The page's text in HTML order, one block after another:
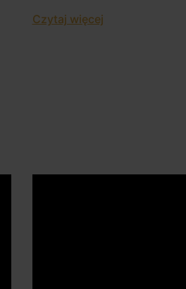
Czytaj więcej